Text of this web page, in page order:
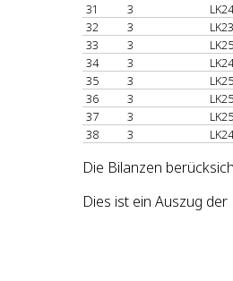
31
3
32
3
33
3
34
3
35
3
36
3
37
3
38
3
Die Bilanzen
Dies ist ein Auszug